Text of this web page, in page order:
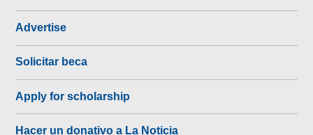
Advertise
Solicitar beca
Apply for scholarship
Hacer un donativo a La Noticia